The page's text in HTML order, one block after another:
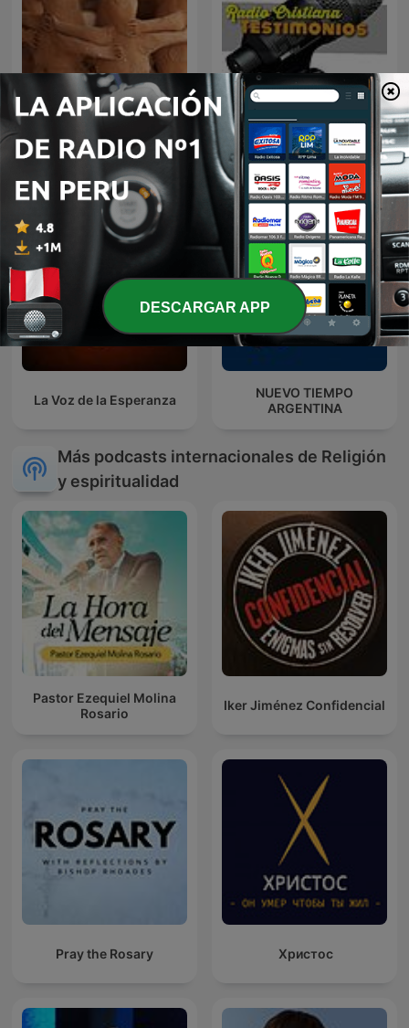
Vida Cristiana
Radio Cristiana
Testimonios
La Voz de la Esperanza
NUEVO TIEMPO
ARGENTINA
Más podcasts internacionales de Religión
y espiritualidad
Pastor Ezequiel Molina
Rosario
Iker Jiménez Confidencial
Pray the Rosary Христос
DESCARGAR APP